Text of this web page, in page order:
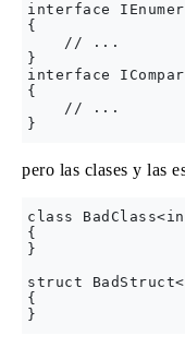
interface
{
    // ...
}
interface
{
    // ...
pero las clases y las
class
{
}
struct
{